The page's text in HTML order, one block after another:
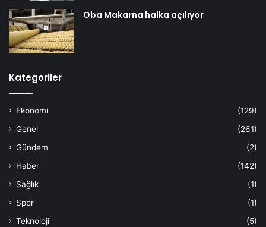
Oba Makarna halka açılıyor
Kategoriler
Ekonomi
(129)
Genel
(261)
Gündem
(2)
Haber
(142)
Sağlık
(1)
Spor
(1)
Teknoloji
(5)